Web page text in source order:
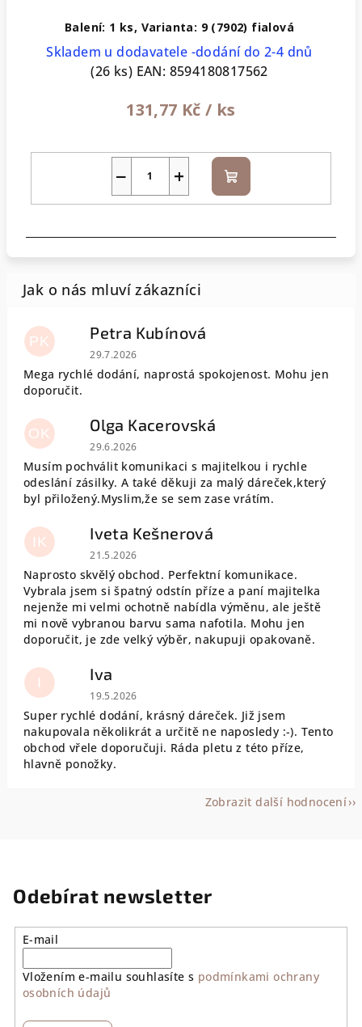
Balení: 1 ks, Varianta: 9 (7902) fialová
Skladem u dodavatele -dodání do 2-4 dnů
(26 ks) EAN: 8594180817562
131,77 Kč/ ks
+
− Do
košíku
PK Petra Kubínová
Hodnocení obchodu je 5 z 5 hvězdiček.
29.7.2026
Mega rychlé dodání, naprostá spokojenost. Mohu jen
doporučit.
OK Olga Kacerovská
Hodnocení obchodu je 5 z 5 hvězdiček.
29.6.2026
Musím pochválit komunikaci s majitelkou i rychle
odeslání zásilky. A také děkuji za malý dáreček,který
byl přiložený.Myslim,že se sem zase vrátím.
IK Iveta Kešnerová
Hodnocení obchodu je 5 z 5 hvězdiček.
21.5.2026
Naprosto skvělý obchod. Perfektní komunikace.
Vybrala jsem si špatný odstín příze a paní majitelka
nejenže mi velmi ochotně nabídla výměnu, ale ještě
mi nově vybranou barvu sama nafotila. Mohu jen
doporučit, je zde velký výběr, nakupuji opakovaně.
I Iva
Hodnocení obchodu je 5 z 5 hvězdiček.
19.5.2026
Super rychlé dodání, krásný dáreček. Již jsem
nakupovala několikrát a určitě ne naposledy :-). Tento
obchod vřele doporučuji. Ráda pletu z této příze,
hlavně ponožky.
Zobrazit další hodnocení
Odebírat newsletter
E-mail
Vložením e-mailu souhlasíte s podmínkami ochrany
osobních údajů